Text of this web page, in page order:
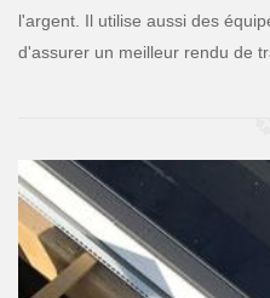
l'argent. Il utilise aussi des
d'assurer un meilleur rendu de